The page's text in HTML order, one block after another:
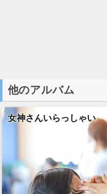
他のアルバム
女神さんいらっしゃい